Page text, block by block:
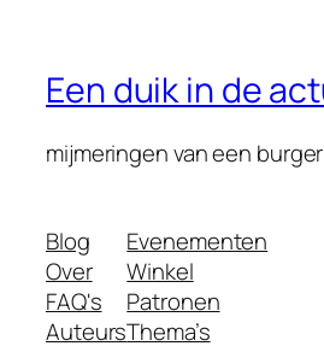
Een duik in de
mijmeringen van een burger
Blog
Over
FAQ's
Auteurs
Evenementen
Winkel
Patronen
Thema’s